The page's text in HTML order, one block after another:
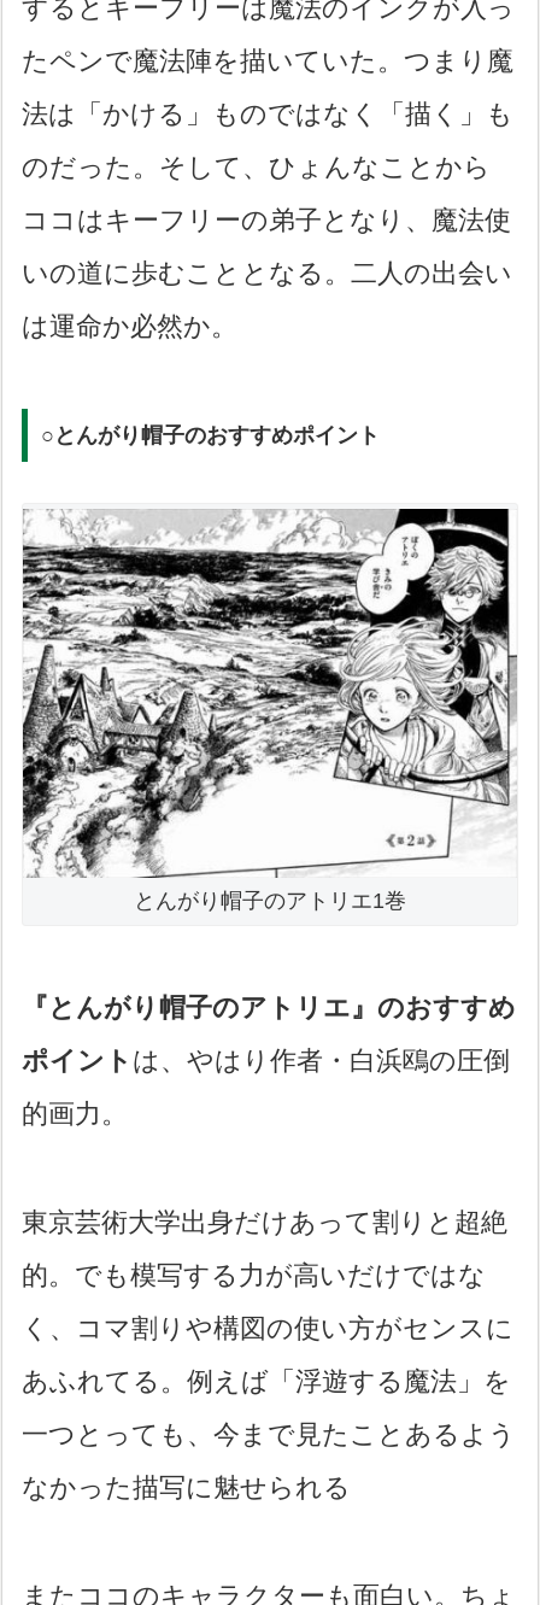
するとキーフリーは魔法のインクが入っ
たペンで魔法陣を描いていた。つまり魔
法は「かける」ものではなく「描く」も
のだった。そして、ひょんなことから
ココはキーフリーの弟子となり、魔法使
いの道に歩むこととなる。二人の出会い
は運命か必然か。
○とんがり帽子のおすすめポイント
とんがり帽子のアトリエ1巻
『とんがり帽子のアトリエ』のおすすめ
ポイント は、やはり作者・白浜鴎の圧倒
的画力。
東京芸術大学出身だけあって割りと超絶
的。でも模写する力が高いだけではな
く、コマ割りや構図の使い方がセンスに
あふれてる。例えば「浮遊する魔法」を
一つとっても、今まで見たことあるよう
なかった描写に魅せられる
またココのキャラクターも面白い。ちょ